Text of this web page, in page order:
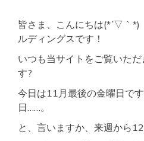
リ
実
ト
有
皆さま、こんにちは(*´▽｀
ルディングスです！
いつも当サイトをご覧いた
す?
今日は11月最後の金曜日で
日……。
と、言いますか、来週から